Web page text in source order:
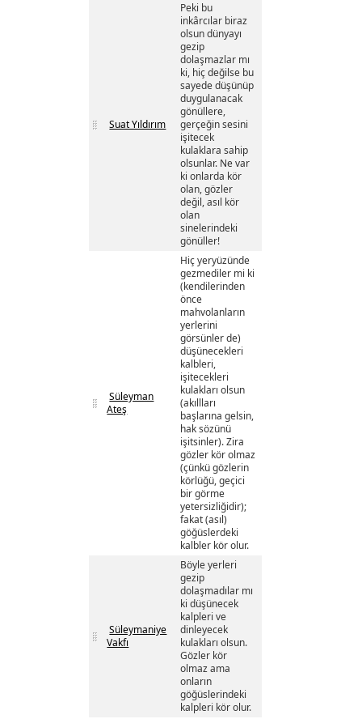
Suat Yıldırım
Peki bu
inkârcılar biraz
olsun dünyayı
gezip
dolaşmazlar mı
ki, hiç değilse bu
sayede düşünüp
duygulanacak
gönüllere,
gerçeğin sesini
işitecek
kulaklara sahip
olsunlar. Ne var
ki onlarda kör
olan, gözler
değil, asıl kör
olan
sinelerindeki
gönüller!
Süleyman
Ateş
Hiç yeryüzünde
gezmediler mi ki
(kendilerinden
önce
mahvolanların
yerlerini
görsünler de)
düşünecekleri
kalbleri,
işitecekleri
kulakları olsun
(akıllları
başlarına gelsin,
hak sözünü
işitsinler). Zira
gözler kör olmaz
(çünkü gözlerin
körlüğü, geçici
bir görme
yetersizliğidir);
fakat (asıl)
göğüslerdeki
kalbler kör olur.
Süleymaniye
Vakfı
Böyle yerleri
gezip
dolaşmadılar mı
ki düşünecek
kalpleri ve
dinleyecek
kulakları olsun.
Gözler kör
olmaz ama
onların
göğüslerindeki
kalpleri kör olur.